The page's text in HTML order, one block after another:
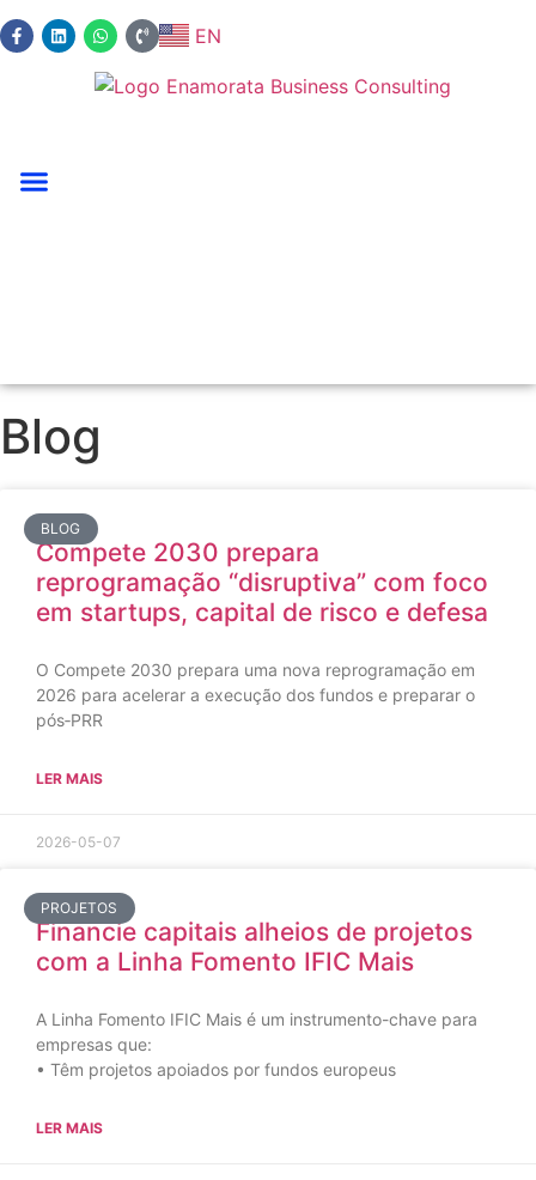
EN
Blog
BLOG
Compete 2030 prepara
reprogramação “disruptiva” com foco
em startups, capital de risco e defesa
O Compete 2030 prepara uma nova reprogramação em
2026 para acelerar a execução dos fundos e preparar o
pós‑PRR
LER MAIS
2026-05-07
PROJETOS
Financie capitais alheios de projetos
com a Linha Fomento IFIC Mais
A Linha Fomento IFIC Mais é um instrumento-chave para
empresas que:
• Têm projetos apoiados por fundos europeus
LER MAIS